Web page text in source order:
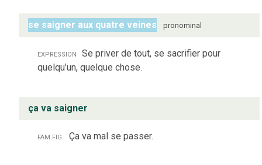
se saigner aux quatre veines pronominal
expression Se priver de tout, se sacrifier pour
quelqu’un, quelque chose.
ça va saigner
fam. fig. Ça va mal se passer.